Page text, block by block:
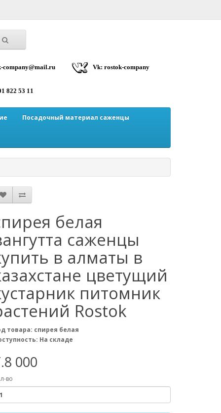
company@mail.ru Vk: rostok-company
822 53 11
Посадочный материал саженцы
белая
саженцы
в алматы в
цветущий
питомник
Rostok
товара: спирея белая
На складе
000
во